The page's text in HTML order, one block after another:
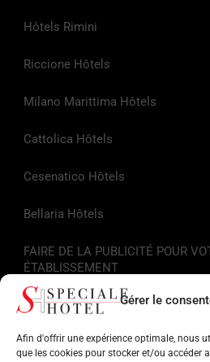
Gérer le
Afin d'offrir une expérience optimale, nous
que les cookies pour stocker et/ou accéder
Hôtels Rimini
Riccione Hôtels
Milano Marittima Hôtels
Cattolica Hôtels
Cesenatico Hôtels
Bellaria Hôtels
FAIRE DE LA PUBLICITÉ POUR
ÉTABLISSEMENT
Liens utiles
Informations touristiques